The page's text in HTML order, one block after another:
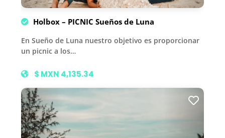
Holbox – PICNIC Sueños de Luna
En Sueño de Luna nuestro objetivo es proporcionar
un picnic a los…
$ MXN 4,135.34